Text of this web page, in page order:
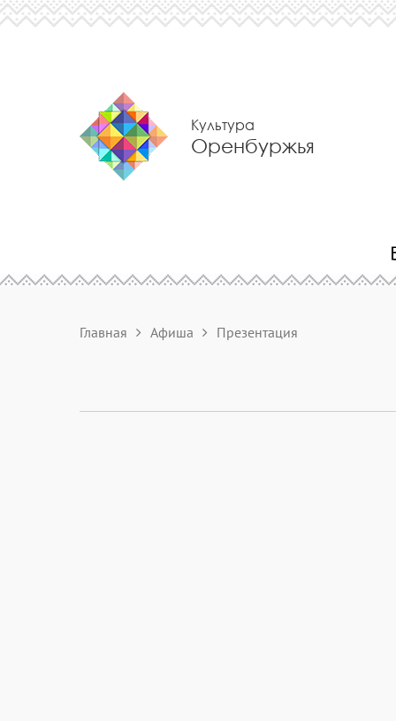
Культура
Оренбуржья
Главная Афиша Презентация